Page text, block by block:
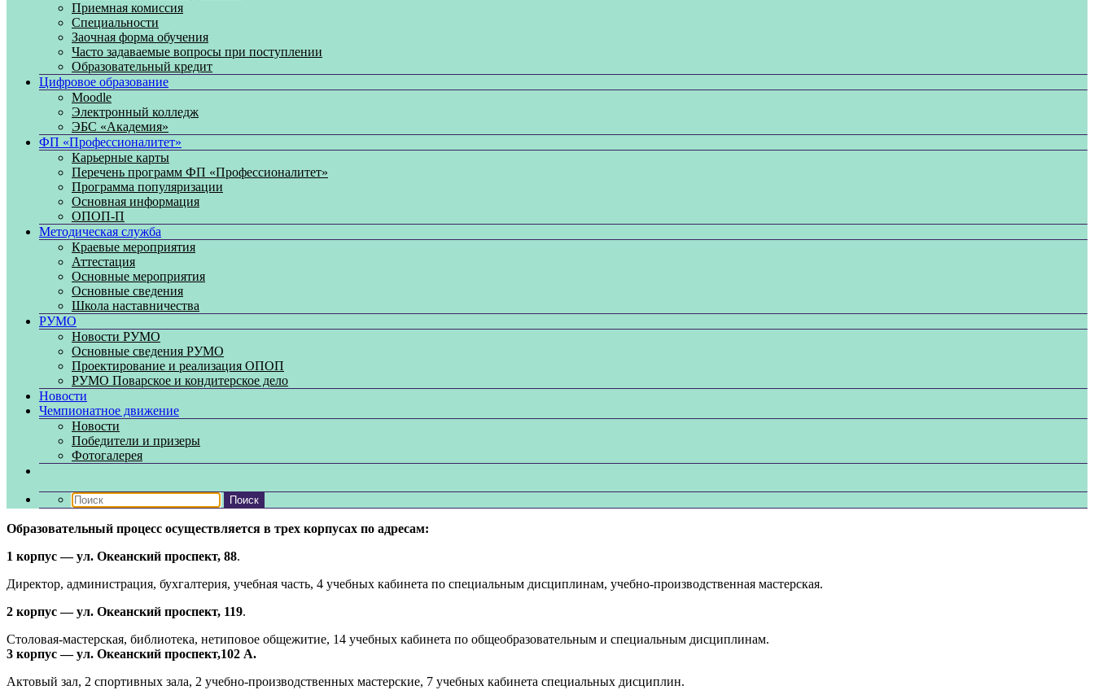
Приемная комиссия
Специальности
Заочная форма обучения
Часто задаваемые вопросы при поступлении
Образовательный кредит
Цифровое образование
Moodle
Электронный колледж
ЭБС «Академия»
ФП «Профессионалитет»
Карьерные карты
Перечень программ ФП «Профессионалитет»
Программа популяризации
Основная информация
ОПОП-П
Методическая служба
Краевые мероприятия
Аттестация
Основные мероприятия
Основные сведения
Школа наставничества
РУМО
Новости РУМО
Основные сведения РУМО
Проектирование и реализация ОПОП
РУМО Поварское и кондитерское дело
Новости
Чемпионатное движение
Новости
Победители и призеры
Фотогалерея
Образовательный процесс осуществляется в трех корпусах по адресам:
1 корпус — ул. Океанский проспект, 88.
Директор, администрация, бухгалтерия, учебная часть, 4 учебных кабинета по специальным дисциплинам, учебно-производственная мастерская.
2 корпус — ул. Океанский проспект, 119.
Столовая-мастерская, библиотека, нетиповое общежитие, 14 учебных кабинета по общеобразовательным и специальным дисциплинам.
3 корпус — ул. Океанский проспект,102 А.
Актовый зал, 2 спортивных зала, 2 учебно-производственных мастерские, 7 учебных кабинета специальных дисциплин.